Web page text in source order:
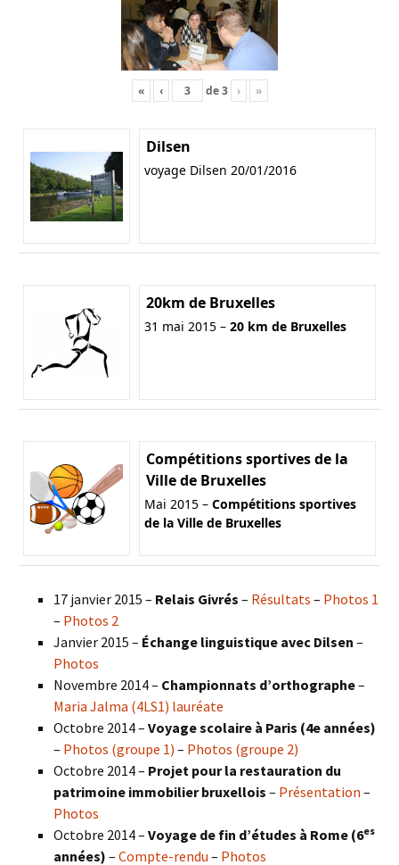
« ‹ de3 › »
Dilsen
voyage Dilsen 20/01/2016
20km de Bruxelles
31 mai 2015 – 20 km de Bruxelles
Compétitions sportives de la
Ville de Bruxelles
Mai 2015 – Compétitions sportives
de la Ville de Bruxelles
17 janvier 2015 – Relais Givrés – Résultats – Photos 1
– Photos 2
Janvier 2015 – Échange linguistique avec Dilsen –
Photos
Novembre 2014 – Championnats d’orthographe–
Maria Jalma (4LS1) lauréate
Octobre 2014 – Voyage scolaire à Paris (4e années)
– Photos (groupe 1) – Photos (groupe 2)
Octobre 2014 – Projet pour la restauration du
patrimoine immobilier bruxellois – Présentation –
Photos
Octobre 2014 – Voyage de fin d’études à Rome (6es
années) – Compte-rendu – Photos